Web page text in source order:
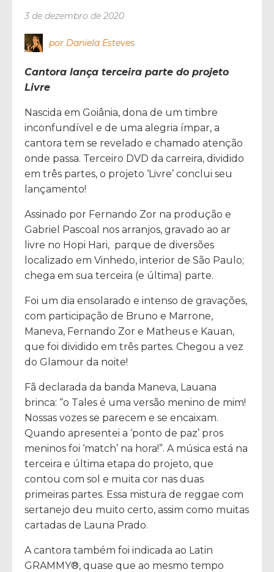
3 de dezembro de 2020
por Daniela Esteves
Cantora lança terceira parte do projeto
Livre
Nascida em Goiânia, dona de um timbre
inconfundível e de uma alegria ímpar, a
cantora tem se revelado e chamado atenção
onde passa. Terceiro DVD da carreira, dividido
em três partes, o projeto ‘Livre’ conclui seu
lançamento!
Assinado por Fernando Zor na produção e
Gabriel Pascoal nos arranjos, gravado ao ar
livre no Hopi Hari, parque de diversões
localizado em Vinhedo, interior de São Paulo;
chega em sua terceira (e última) parte.
Foi um dia ensolarado e intenso de gravações,
com participação de Bruno e Marrone,
Maneva, Fernando Zor e Matheus e Kauan,
que foi dividido em três partes. Chegou a vez
do Glamour da noite!
Fã declarada da banda Maneva, Lauana
brinca: “o Tales é uma versão menino de mim!
Nossas vozes se parecem e se encaixam.
Quando apresentei a ‘ponto de paz’ pros
meninos foi ‘match’ na hora!”. A música está na
terceira e última etapa do projeto, que
contou com sol e muita cor nas duas
primeiras partes. Essa mistura de reggae com
sertanejo deu muito certo, assim como muitas
cartadas de Launa Prado.
A cantora também foi indicada ao Latin
GRAMMY®, quase que ao mesmo tempo